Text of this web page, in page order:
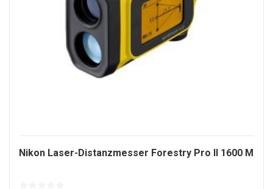
Nikon Laser-Distanzmesser Forestry Pro II 1600 M